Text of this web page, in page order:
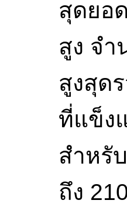
สุดยอ
สูง จำ
สูงสุด
ที่แข็ง
สำหรั
ถึง